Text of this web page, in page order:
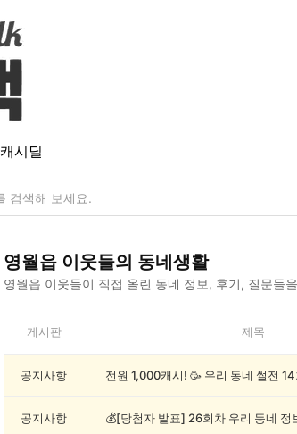
캐시딜
영월읍 이웃들의 동네생활
영월읍 이웃들이 직접 올린 동네 정보, 후기, 질문들
읍
게시판 제목
공지사항
공지사항